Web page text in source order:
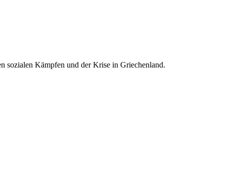
sozialen Kämpfen und der Krise in Griechenland.